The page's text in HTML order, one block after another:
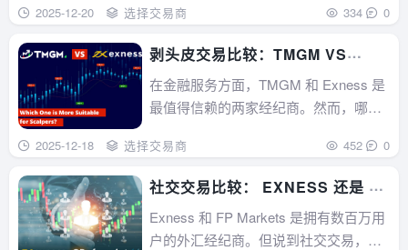
2025-12-20 选择交易商 334 0
剥头皮交易比较：TMGM VS
EXNESS
在金融服务方面，TMGM 和 Exness 是
最值得信赖的两家经纪商。然而，哪家
2025-12-18 选择交易商 452 0
社交交易比较： EXNESS 还是 FP
MARKETS？
Exness 和 FP Markets 是拥有数百万用
户的外汇经纪商。但说到社交交易，您